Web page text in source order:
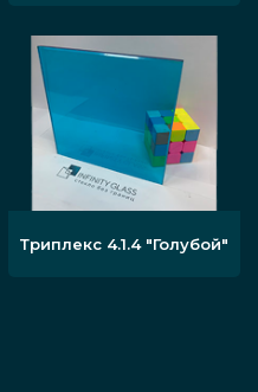
Триплекс 4.1.4 "Голубой"